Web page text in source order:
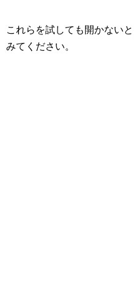
これらを試しても開かない
みてください。